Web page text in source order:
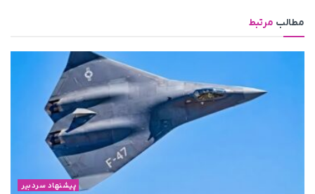
مطالب مرتبط
پیشنهاد سردبیر